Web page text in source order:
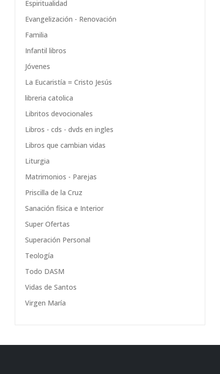
Espiritualidad
Evangelización - Renovación
Familia
Infantil libros
Jóvenes
La Eucaristía = Cristo Jesús
libreria catolica
Libritos devocionales
Libros - cds - dvds en ingles
Libros que cambian vidas
Liturgia
Matrimonios - Parejas
Priscilla de la Cruz
Sanación física e Interior
Super Ofertas
Superación Personal
Teología
Todo DASM
Vidas de Santos
Virgen María